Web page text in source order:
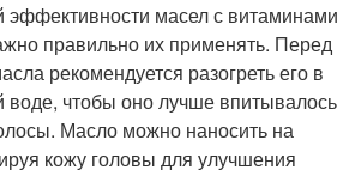
масел с витаминами
правильно их применять. Перед
рекомендуется разогреть его в
воде, чтобы оно лучше впитывалось
Масло можно наносить на
кожу головы для улучшения